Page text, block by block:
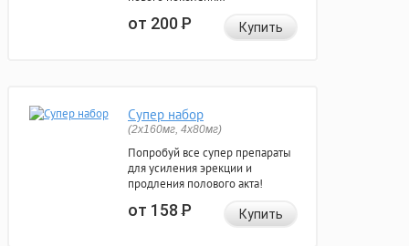
от 200Р Купить
Супер набор
(2х160мг, 4х80мг)
Попробуй все супер препараты
для усиления эрекции и
продления полового акта!
от 158Р Купить